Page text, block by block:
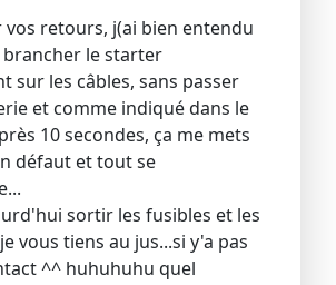
retours, j(ai bien entendu
brancher le starter
sur les câbles, sans passer
et comme indiqué dans le
10 secondes, ça me mets
défaut et tout se
sortir les fusibles et les
vous tiens au jus...si y'a pas
^^ huhuhuhu quel